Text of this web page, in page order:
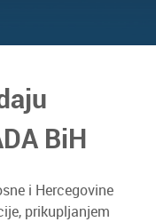
BiH
i Hercegovine
prikupljanjem